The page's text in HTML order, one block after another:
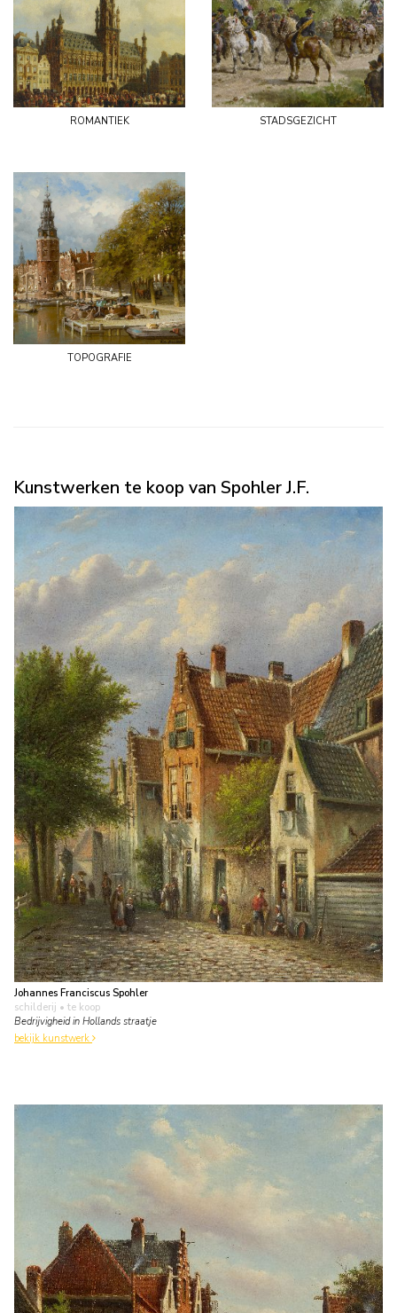
romantiek stadsgezicht
topografie
Kunstwerken te koop van Spohler J.F.
Johannes Franciscus Spohler
schilderij • te koop
Bedrijvigheid in Hollands straatje
bekijk kunstwerk